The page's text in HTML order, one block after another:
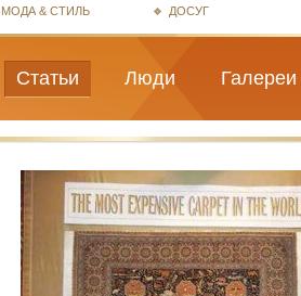
МОДА & СТИЛЬ
ДОСУГ
Статьи Люди Галереи